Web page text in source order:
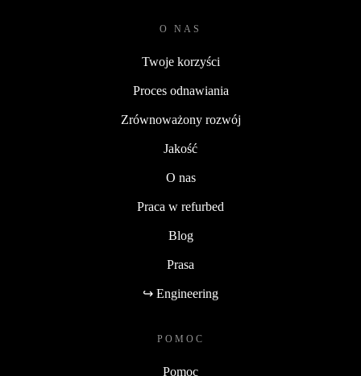
O NAS
Twoje korzyści
Proces odnawiania
Zrównoważony rozwój
Jakość
O nas
Praca w refurbed
Blog
Prasa
↪ Engineering
POMOC
Pomoc